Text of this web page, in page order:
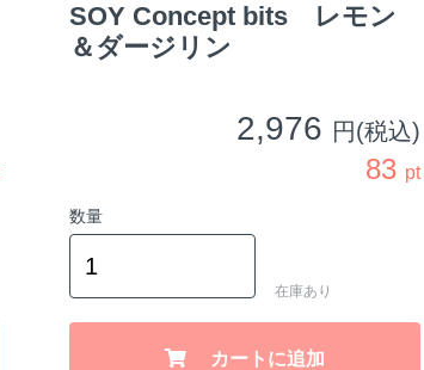
SOY Concept bits レモン
＆ダージリン
2,976 円(税込)
83 pt
数量
在庫あり
カートに追加